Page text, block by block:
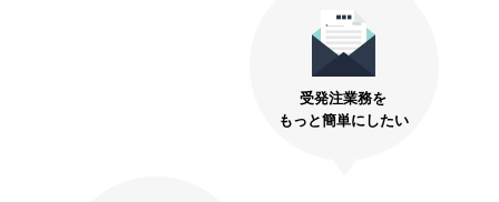
受発注業務を
もっと簡単にしたい